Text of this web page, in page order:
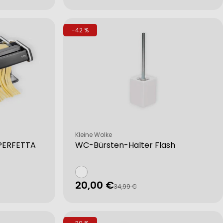
-42 %
WC-Bürsten-Halter Flash
Verkäufer:
Kleine Wolke
Verkaufspreis
20,00 €
Regulärer34,99 €